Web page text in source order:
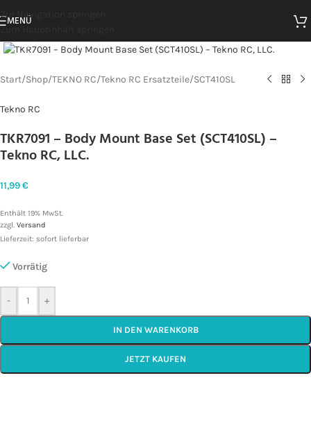
Zur Navigation springen
Zum Hauptinhalt springen
MENÜ
Start/Shop/TEKNO RC/Tekno RC Ersatzteile/SCT410SL
Tekno RC
TKR7091 – Body Mount Base Set (SCT410SL) –
Tekno RC, LLC.
11,99€
Enthält 19% MwSt.
zzgl. Versand
Lieferzeit: sofort lieferbar
Vorrätig
- +
IN DEN WARENKORB
JETZT KAUFEN